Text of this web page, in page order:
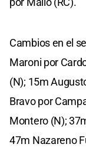
Cambios en el
Maroni por
(N); 15m
Bravo por
Montero (N);
47m Nazareno